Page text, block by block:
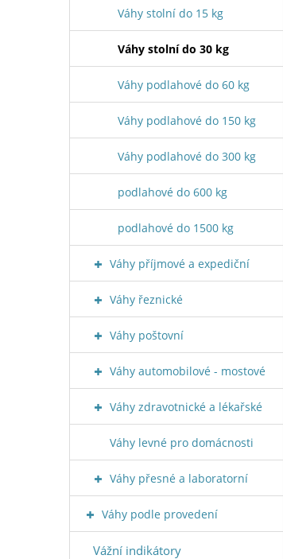
Váhy stolní do 15 kg
Váhy stolní do 30 kg
Váhy podlahové do 60 kg
Váhy podlahové do 150 kg
Váhy podlahové do 300 kg
podlahové do 600 kg
podlahové do 1500 kg
Váhy příjmové a expediční
Váhy řeznické
Váhy poštovní
Váhy automobilové - mostové
Váhy zdravotnické a lékařské
Váhy levné pro domácnosti
Váhy přesné a laboratorní
Váhy podle provedení
Vážní indikátory